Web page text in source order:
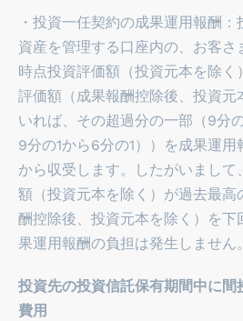
・投資一任契約の成果運用報酬
資産を管理する口座内の、お客さ
時点投資評価額（投資元本を除く
評価額（成果報酬控除後、投資元
いれば、その超過分の一部（9分の
9分の1から6分の1））を成果運
から収受します。したがいまして
額（投資元本を除く）が過去最高
酬控除後、投資元本を除く）を下
果運用報酬の負担は発生しません。
投資先の投資信託保有期間中に間
費用